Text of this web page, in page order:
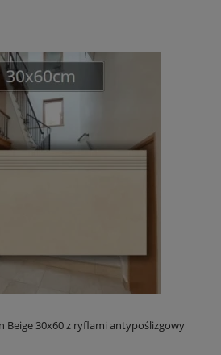
Beige 30x60 z ryflami antypoślizgowy